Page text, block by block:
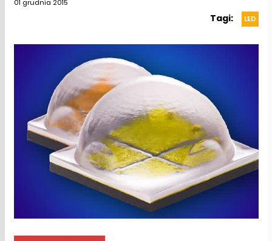
01 grudnia 2015
Tagi: LED